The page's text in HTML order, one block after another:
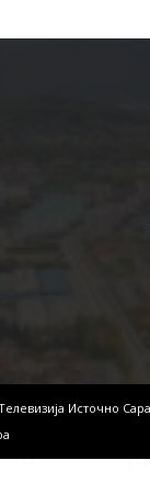
Источно